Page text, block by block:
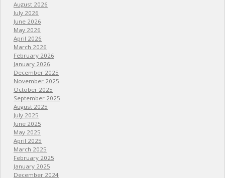
August 2026
July 2026
June 2026
May 2026
April 2026
March 2026
February 2026
January 2026
December 2025
November 2025
October 2025
September 2025
August 2025
July 2025
June 2025
May 2025
April 2025
March 2025
February 2025
January 2025
December 2024